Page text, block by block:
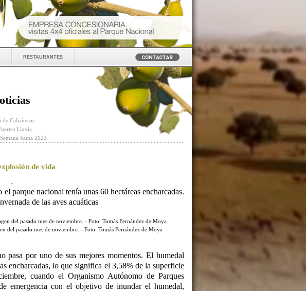
restaurantes
Cabañeros
Lluvia
Santa 2023
de vida
-
parque nacional tenía unas 60 hectáreas encharcadas.
de las aves acuáticas
del pasado mes de noviembre. - Foto: Tomás Fernández de Moya
pasa por uno de sus mejores momentos. El humedal
encharcadas, lo que significa el 3,58% de la superficie
cuando el Organismo Autónomo de Parques
emergencia con el objetivo de inundar el humedal,